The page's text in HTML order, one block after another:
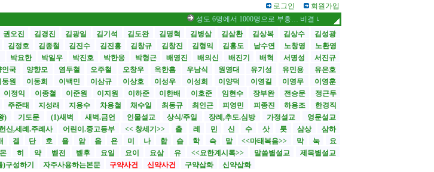
로그인 회원가입
성도 6명에서 1000명으로 부흥… 비결 나눕니다 /스틸 대사, 부임 첫날 영락교
권오진 김경진 김광일 김기석 김도완 김명혁 김병삼 김삼환 김상복 김상수
김성광
김정호 김종철 김진수 김진흥 김창규 김창진 김형익 김홍도 남수연 노창영
노환영
박요한 박일우 박진호 박한응 박형근 배영진 배의신 배진기 배혁 서명성
서진규
인국 양향모 염두철 오주철 오창우 옥한흠 우남식 원영대 유기성 유민용
유은호
동원 이동희 이백민 이삼규 이상호 이성우 이성희 이양덕 이영길 이영무
이영훈
이정익 이종철 이준원 이지원 이하준 이한배 이호준 임현수 장부완 전승문
정근두
주준태 지성래 지용수 차용철 채수일 최동규 최인근 피영민 피종진 하용조
한경직
) 기도문 (1)새벽 새벽.금언 인물설교 상식/주일 장례,추도.심방 가정설교
영문설교
신,세례.주례사 어린이.중고등부 << 창세기>> 출 레 민 신 수 삿 룻 삼상
삼하
겔 단 호 욜 암 옵 욘 미 나 합 습 학 슥 말 <<마태복음>> 막 눅
요
몬 히 약 벧전 벧후 요일 요이 요삼 유 <<요한계시록>> 말씀별설교
제목별설교
)구성하기 자주사용하는본문 구약사건 신약사건 구약삽화 신약삽화